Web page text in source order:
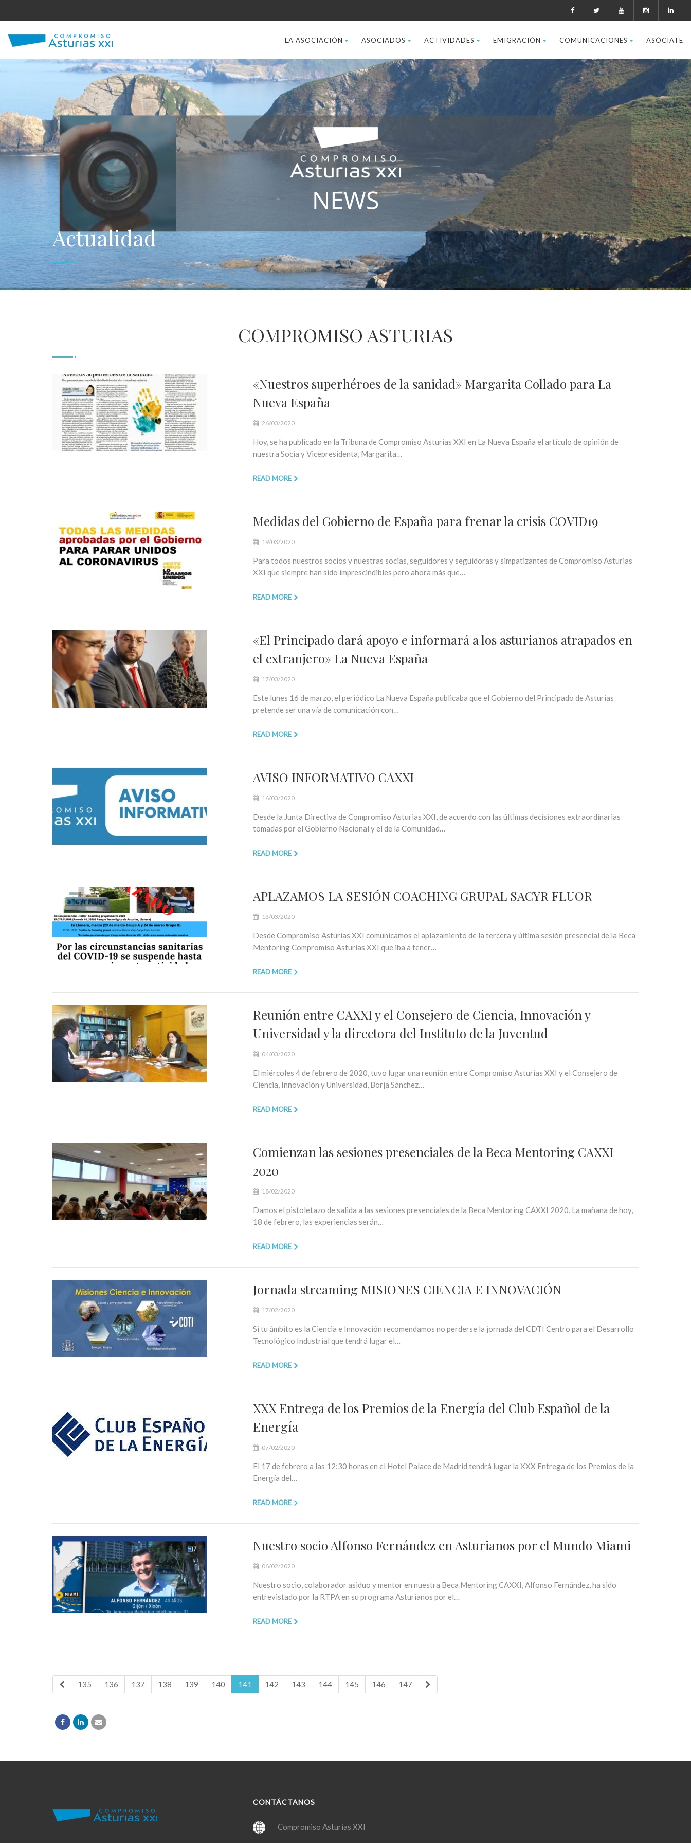
LA ASOCIACIÓN ASOCIADOS ACTIVIDADES EMIGRACIÓN COMUNICACIONES ASÓCIATE
Actualidad
COMPROMISO ASTURIAS
«Nuestros superhéroes de la sanidad» Margarita Collado para La
Nueva España
26/03/2020
Hoy, se ha publicado en la Tribuna de Compromiso Asturias XXI en La Nueva España el artículo de opinión de
nuestra Socia y Vicepresidenta, Margarita…
READ MORE
Medidas del Gobierno de España para frenar la crisis COVID19
19/03/2020
Para todos nuestros socios y nuestras socias, seguidores y seguidoras y simpatizantes de Compromiso Asturias
XXI que siempre han sido imprescindibles pero ahora más que…
READ MORE
«El Principado dará apoyo e informará a los asturianos atrapados en
el extranjero» La Nueva España
17/03/2020
Este lunes 16 de marzo, el periódico La Nueva España publicaba que el Gobierno del Principado de Asturias
pretende ser una vía de comunicación con…
READ MORE
AVISO INFORMATIVO CAXXI
16/03/2020
Desde la Junta Directiva de Compromiso Asturias XXI, de acuerdo con las últimas decisiones extraordinarias
tomadas por el Gobierno Nacional y el de la Comunidad…
READ MORE
APLAZAMOS LA SESIÓN COACHING GRUPAL SACYR FLUOR
13/03/2020
Desde Compromiso Asturias XXI comunicamos el aplazamiento de la tercera y última sesión presencial de la Beca
Mentoring Compromiso Asturias XXI que iba a tener…
READ MORE
Reunión entre CAXXI y el Consejero de Ciencia, Innovación y
Universidad y la directora del Instituto de la Juventud
04/03/2020
El miércoles 4 de febrero de 2020, tuvo lugar una reunión entre Compromiso Asturias XXI y el Consejero de
Ciencia, Innovación y Universidad, Borja Sánchez…
READ MORE
Comienzan las sesiones presenciales de la Beca Mentoring CAXXI
2020
18/02/2020
Damos el pistoletazo de salida a las sesiones presenciales de la Beca Mentoring CAXXI 2020. La mañana de hoy,
18 de febrero, las experiencias serán…
READ MORE
Jornada streaming MISIONES CIENCIA E INNOVACIÓN
17/02/2020
Si tu ámbito es la Ciencia e Innovación recomendamos no perderse la jornada del CDTI Centro para el Desarrollo
Tecnológico Industrial que tendrá lugar el…
READ MORE
XXX Entrega de los Premios de la Energía del Club Español de la
Energía
07/02/2020
El 17 de febrero a las 12:30 horas en el Hotel Palace de Madrid tendrá lugar la XXX Entrega de los Premios de la
Energía del…
READ MORE
Nuestro socio Alfonso Fernández en Asturianos por el Mundo Miami
06/02/2020
Nuestro socio, colaborador asiduo y mentor en nuestra Beca Mentoring CAXXI, Alfonso Fernández, ha sido
entrevistado por la RTPA en su programa Asturianos por el…
READ MORE
135 136 137 138 139 140 141 142 143 144 145 146 147
CONTÁCTANOS
Compromiso Asturias XXI